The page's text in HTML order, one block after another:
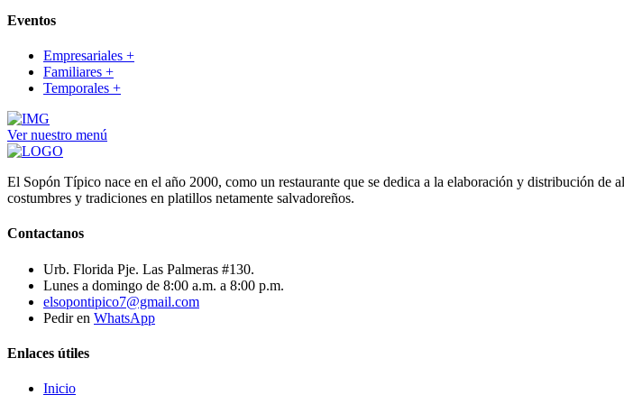
Eventos
Empresariales +
Familiares +
Temporales +
Ver nuestro menú
El Sopón Típico nace en el año 2000, como un restaurante que se dedica a la elaboración y distribución de
costumbres y tradiciones en platillos netamente salvadoreños.
Contactanos
Urb. Florida Pje. Las Palmeras #130.
Lunes a domingo de 8:00 a.m. a 8:00 p.m.
elsopontipico7@gmail.com
Pedir en WhatsApp
Enlaces útiles
Inicio